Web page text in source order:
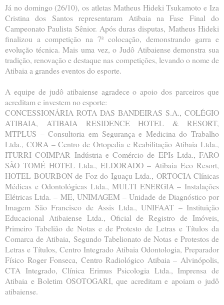
Já no domingo (26/10), os atletas Matheus Hideki Tsukamoto e Iza
Cristina dos Santos representaram Atibaia na Fase Final do
Campeonato Paulista Sênior. Após duras disputas, Matheus Hideki
finalizou a competição na 7ª colocação, demonstrando garra e
evolução técnica. Mais uma vez, o Judô Atibaiense demonstra sua
tradição, renovação e destaque nas competições, levando o nome de
Atibaia a grandes eventos do esporte.
A equipe de judô atibaiense agradece o apoio dos parceiros que
acreditam e investem no esporte:
CONCESSIONÁRIA ROTA DAS BANDEIRAS S.A., COLÉGIO
ATIBAIA, ATIBAIA RESIDENCE HOTEL & RESORT,
MTPLUS – Consultoria em Segurança e Medicina do Trabalho
Ltda., CORA – Centro de Ortopedia e Reabilitação Atibaia Ltda.,
ITURRI COIMPAR Indústria e Comércio de EPIs Ltda., FARO
SÃO TOMÉ HOTEL Ltda., ELDORADO – Atibaia Eco Resort,
HOTEL BOURBON de Foz do Iguaçu Ltda., ORTOCIA Clínicas
Médicas e Odontológicas Ltda., MULTI ENERGIA – Instalações
Elétricas Ltda. – ME, UNIMAGEM – Unidade de Diagnóstico por
Imagem São Francisco de Assis Ltda., UNIFAAT – Instituição
Educacional Atibaiense Ltda., Oficial de Registro de Imóveis,
Primeiro Tabelião de Notas e de Protesto de Letras e Títulos da
Comarca de Atibaia, Segundo Tabelionato de Notas e Protestos de
Letras e Títulos, Centro Integrado Atibaia Odontologia, Preparador
Físico Roger Fonseca, Centro Radiológico Atibaia – Alvinópolis,
CTA Integrado, Clínica Erimus Psicologia Ltda., Imprensa de
Atibaia e Boletim OSOTOGARI, que acreditam e apoiam o judô
atibaiense.